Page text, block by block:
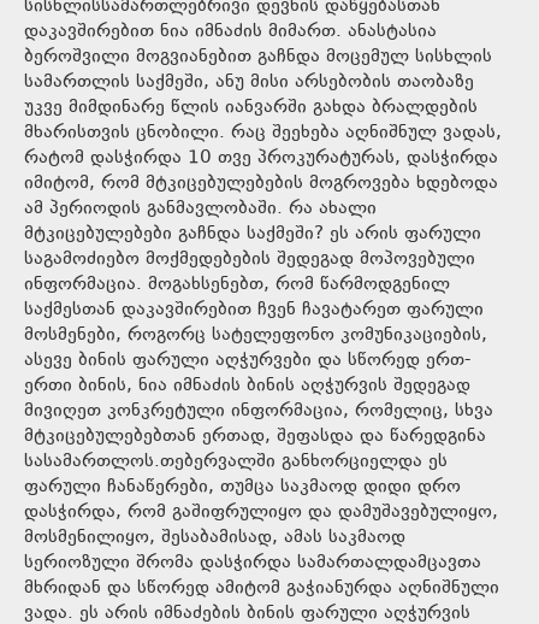
სისხლისსამართლებრივი დევნის დაწყებასთან
დაკავშირებით ნია იმნაძის მიმართ. ანასტასია
ბეროშვილი მოგვიანებით გაჩნდა მოცემულ სისხლის
სამართლის საქმეში, ანუ მისი არსებობის თაობაზე
უკვე მიმდინარე წლის იანვარში გახდა ბრალდების
მხარისთვის ცნობილი. რაც შეეხება აღნიშნულ ვადას,
რატომ დასჭირდა 10 თვე პროკურატურას, დასჭირდა
იმიტომ, რომ მტკიცებულებების მოგროვება ხდებოდა
ამ პერიოდის განმავლობაში. რა ახალი
მტკიცებულებები გაჩნდა საქმეში? ეს არის ფარული
საგამოძიებო მოქმედებების შედეგად მოპოვებული
ინფორმაცია. მოგახსენებთ, რომ წარმოდგენილ
საქმესთან დაკავშირებით ჩვენ ჩავატარეთ ფარული
მოსმენები, როგორც სატელეფონო კომუნიკაციების,
ასევე ბინის ფარული აღჭურვები და სწორედ ერთ-
ერთი ბინის, ნია იმნაძის ბინის აღჭურვის შედეგად
მივიღეთ კონკრეტული ინფორმაცია, რომელიც, სხვა
მტკიცებულებებთან ერთად, შეფასდა და წარედგინა
სასამართლოს.თებერვალში განხორციელდა ეს
ფარული ჩანაწერები, თუმცა საკმაოდ დიდი დრო
დასჭირდა, რომ გაშიფრულიყო და დამუშავებულიყო,
მოსმენილიყო, შესაბამისად, ამას საკმაოდ
სერიოზული შრომა დასჭირდა სამართალდამცავთა
მხრიდან და სწორედ ამიტომ გაჭიანურდა აღნიშნული
ვადა. ეს არის იმნაძების ბინის ფარული აღჭურვის